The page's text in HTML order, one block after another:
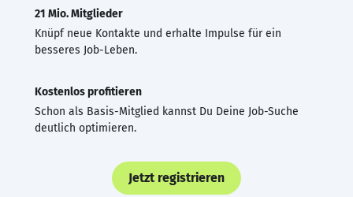
21 Mio. Mitglieder
Knüpf neue Kontakte und erhalte Impulse für ein
besseres Job-Leben.
Kostenlos profitieren
Schon als Basis-Mitglied kannst Du Deine Job-Suche
deutlich optimieren.
Jetzt registrieren